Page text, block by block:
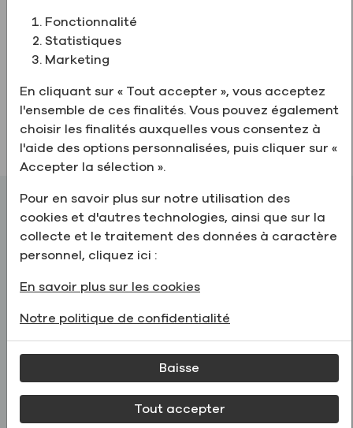
protection des frontières des États-Unis
Ces cadres garantissent une qualité
opérations ainsi que des chaînes
d'approvisionnement sûres et fiables.
252 millions de litres
production totale d'alcool par an
Fonctionnalité
Statistiques
Marketing
En cliquant sur « Tout accepter », vous acceptez
l'ensemble de ces finalités. Vous pouvez également
choisir les finalités auxquelles vous consentez à
l'aide des options personnalisées, puis cliquer sur «
Accepter la sélection ».
Pour en savoir plus sur notre utilisation des
cookies et d'autres technologies, ainsi que sur la
collecte et le traitement des données à caractère
personnel, cliquez ici :
En savoir plus sur les cookies
Notre politique de confidentialité
Baisse
Tout accepter